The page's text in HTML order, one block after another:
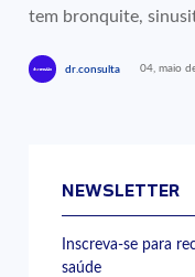
tem bronquite,
dr.consulta 04, maio
NEWSLETTER
Inscreva-se para
saúde